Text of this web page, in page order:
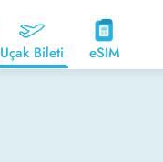
Uçak Bileti eSIM